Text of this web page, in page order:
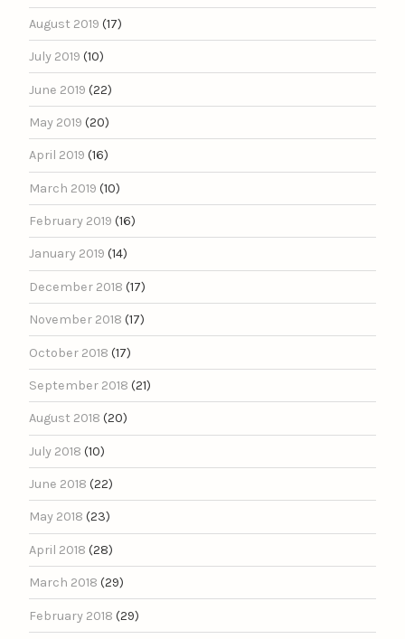
August 2019 (17)
July 2019 (10)
June 2019 (22)
May 2019 (20)
April 2019 (16)
March 2019 (10)
February 2019 (16)
January 2019 (14)
December 2018 (17)
November 2018 (17)
October 2018 (17)
September 2018 (21)
August 2018 (20)
July 2018 (10)
June 2018 (22)
May 2018 (23)
April 2018 (28)
March 2018 (29)
February 2018 (29)